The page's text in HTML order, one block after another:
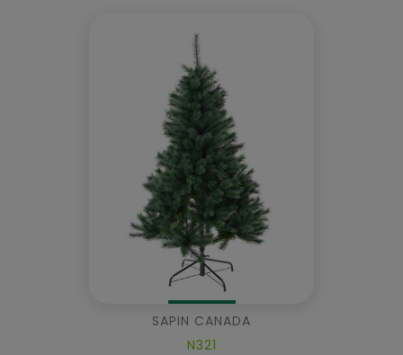
SAPIN CANADA
N321